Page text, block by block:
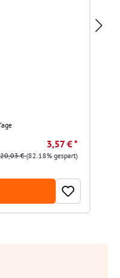
3,57 € *
20,03 €(82.18% gespart)